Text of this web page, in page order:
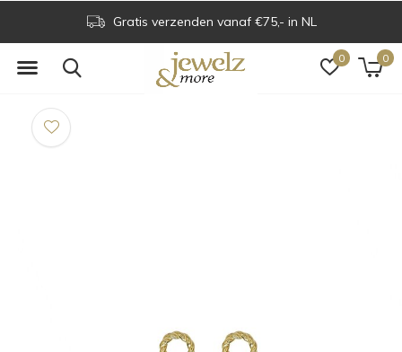
0 0
Gratis verzenden vanaf €75,- in NL